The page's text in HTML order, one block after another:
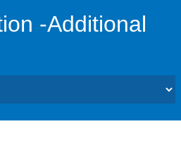
-Additional